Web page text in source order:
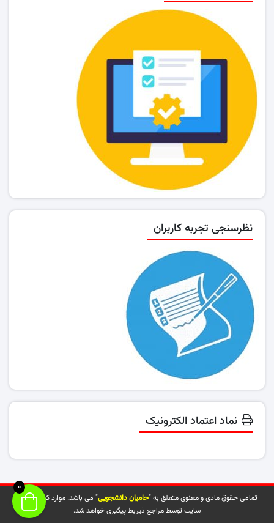
نظرسنجی تجربه کاربران
نماد اعتماد الکترونیک
تمامی حقوق مادی و معنوی متعلق به "حامیان دانشجویی" می باشد. موارد کپی شده از
سایت توسط مراجع ذیربط پیگیری خواهد شد.
0